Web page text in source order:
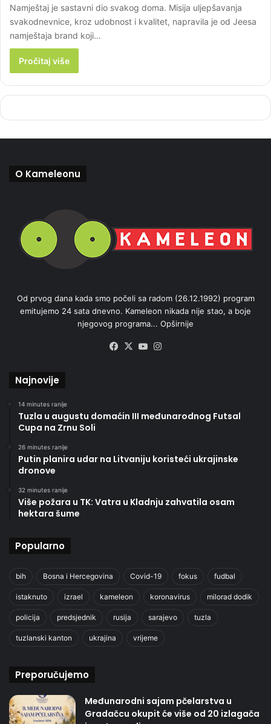
Namještaj je sastavni dio svakog doma. Misija uljepšavanja
svakodnevnice, kroz udobnost i kvalitet, napravila je od Jeesa
namještaja brand koji…
Pročitaj više
O Kameleonu
Od prvog dana kada smo počeli sa radom (26.12.1992) program
emitujemo 24 sata dnevno. Kameleon nikada nije stao, a boje
njegovog programa... Opširnije
Facebook
X YouTube
Najnovije
14 minutes ranije
Tuzla u augustu domaćin III međunarodnog Futsal
Cupa na Zrnu Soli
26 minutes ranije
Putin planira udar na Litvaniju koristeći ukrajinske
dronove
32 minutes ranije
Više požara u TK: Vatra u Kladnju zahvatila osam
hektara šume
Popularno
bih Bosna i Hercegovina Covid-19 fokus fudbal
istaknuto izrael kameleon koronavirus milorad dodik
policija predsjednik rusija sarajevo tuzla
tuzlanski kanton ukrajina vrijeme
Preporučujemo
Međunarodni sajam pčelarstva u
Gradačcu okupit će više od 20 izlagača